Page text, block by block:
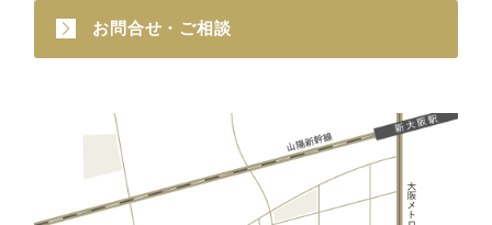
お問合せ・ご相談